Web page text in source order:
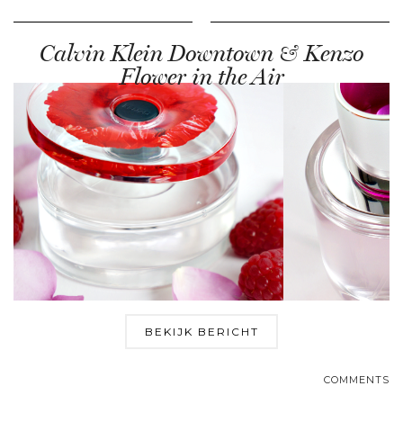
Calvin Klein Downtown & Kenzo
Flower in the Air
BEKIJK BERICHT
COMMENTS